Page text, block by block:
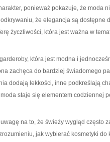
ponieważ pokazuje, że moda
że elegancja są
życzliwości, która jest ważna w
która jest modna i
zachęca do bardziej świadomego
dodają lekkości, inne podkreślają
staje się elementem codziennej
na to, że świeży wygląd często
jak wybierać kosmetyki